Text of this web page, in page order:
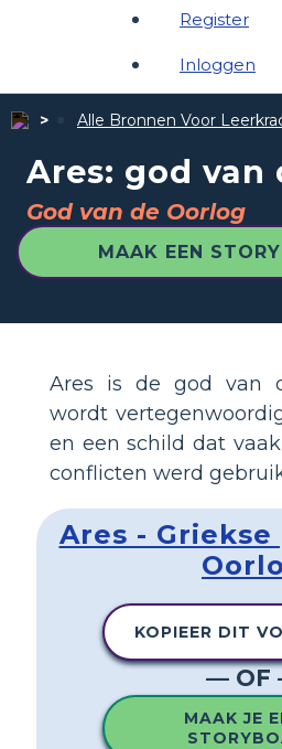
Register
Inloggen
Alle Bronnen Voor
Ares: god van
God van de Oorlog
MAAK EEN
Ares is de god van
wordt
en een schild dat
conflicten werd
Ares - Griekse
KOPIEER DIT
— OF
MAAK JE